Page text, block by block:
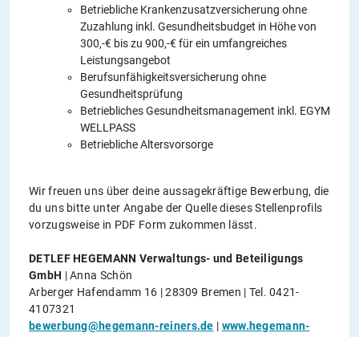
Betriebliche Krankenzusatzversicherung ohne
Zuzahlung inkl. Gesundheitsbudget in Höhe von
300,-€ bis zu 900,-€ für ein umfangreiches
Leistungsangebot
Berufsunfähigkeitsversicherung ohne
Gesundheitsprüfung
Betriebliches Gesundheitsmanagement inkl. EGYM
WELLPASS
Betriebliche Altersvorsorge
Wir freuen uns über deine aussagekräftige Bewerbung, die
du uns bitte unter Angabe der Quelle dieses Stellenprofils
vorzugsweise in PDF Form zukommen lässt.
DETLEF HEGEMANN Verwaltungs- und Beteiligungs
GmbH | Anna Schön
Arberger Hafendamm 16 | 28309 Bremen | Tel. 0421-
4107321
bewerbung@hegemann-reiners.de | www.hegemann-